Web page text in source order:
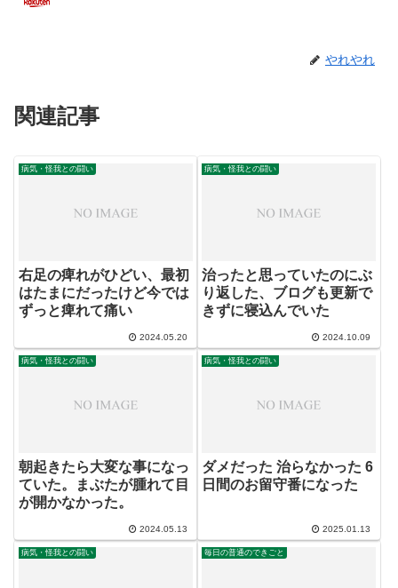
やれやれ
関連記事
病気・怪我との闘い
右足の痺れがひどい、最初
はたまにだったけど今では
ずっと痺れて痛い
2024.05.20
病気・怪我との闘い
治ったと思っていたのにぶ
り返した、ブログも更新で
きずに寝込んでいた
2024.10.09
病気・怪我との闘い
朝起きたら大変な事になっ
ていた。まぶたが腫れて目
が開かなかった。
2024.05.13
病気・怪我との闘い
ダメだった 治らなかった 6
日間のお留守番になった
2025.01.13
病気・怪我との闘い 毎日の普通のできごと